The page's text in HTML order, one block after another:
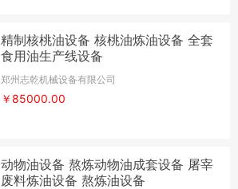
精制核桃油设备 核桃油炼油设备 全套
食用油生产线设备
郑州志乾机械设备有限公司
￥85000.00
动物油设备 熬炼动物油成套设备 屠宰
废料炼油设备 熬炼油设备